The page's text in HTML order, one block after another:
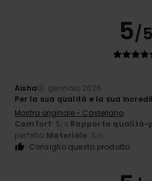
5/5
Aisha13. gennaio 2026
Per la sua qualità e la sua
Mostra originale - Castellano
Comfort: 5/5 Rapporto qualità-
perfetta Materiale: 5/5
Consiglio questo prodotto